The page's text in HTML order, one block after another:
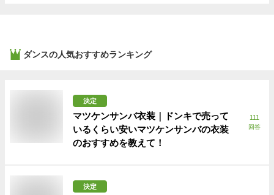
ダンスの人気おすすめランキング
決定
マツケンサンバ衣装｜ドンキで売って
いるくらい安いマツケンサンバの衣装
のおすすめを教えて！
111
回答
決定